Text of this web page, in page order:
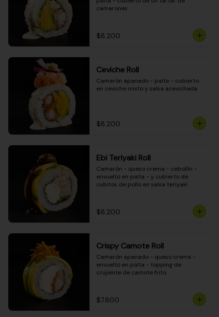
camarones
$8.200
Ceviche Roll
Camarón apanado - palta - cubierto
en ceviche mixto y salsa acevichada
$8.200
Ebi Teriyaki Roll
Camarón - queso crema - cebollín -
envuelto en palta - y cubierto de
cubitos de pollo en salsa teriyaki
$8.200
Crispy Camote Roll
Camarón apanado - queso crema -
envuelto en palta - topping de
crujiente de camote frito
$7.800